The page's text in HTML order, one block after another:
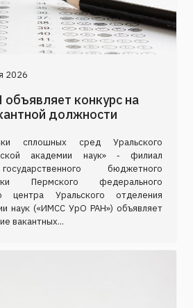
2026
конкурс на
должности
сплошных сред Уральского
академии наук» ‑ филиал
бюджетного
Пермского федерального
центра Уральского отделения
наук («ИМСС УрО РАН») объявляет
вакантных...